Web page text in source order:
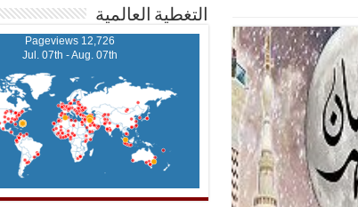
التغطية العالمية
12,726 Pageviews
Jul. 07th - Aug. 07th